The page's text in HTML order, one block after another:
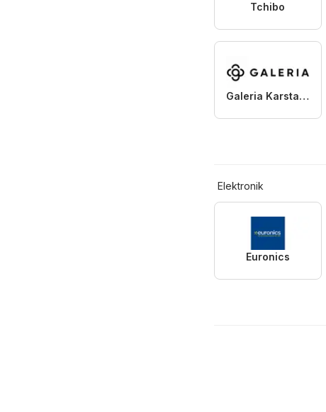
Tchibo
Galeria Karstadt Kaufhof
Elektronik
Euronics